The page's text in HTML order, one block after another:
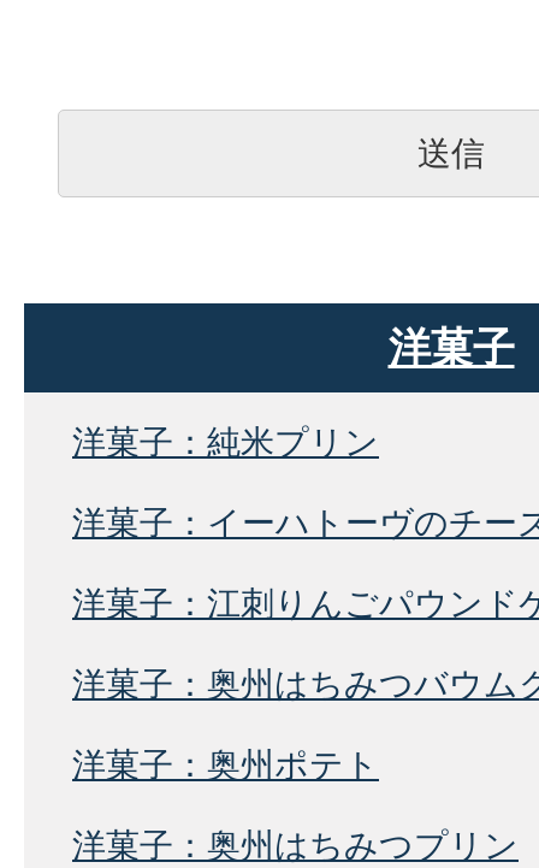
洋菓子
洋菓子：純米プリン
洋菓子：イーハトーヴのチー
洋菓子：江刺りんごパウンド
洋菓子：奥州はちみつバウム
洋菓子：奥州ポテト
洋菓子：奥州はちみつプリン